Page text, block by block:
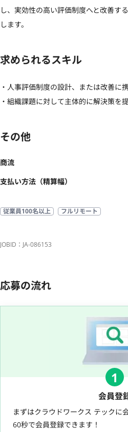
し、実効性の高い評価制度へと改善す
します。
求められるスキル
・人事評価制度の設計、または改善に
・組織課題に対して主体的に解決策を
その他
商流
支払い方法（精算幅）
従業員100名以上 フルリモート
JOBID：JA-086153
応募の流れ
1
会員登
まずはクラウドワークス テックに
60秒で会員登録できます！